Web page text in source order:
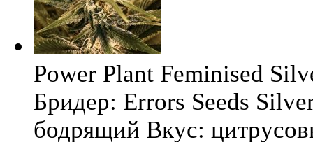
Power Plant Feminised
Бридер: Errors Seeds
бодрящий Вкус: